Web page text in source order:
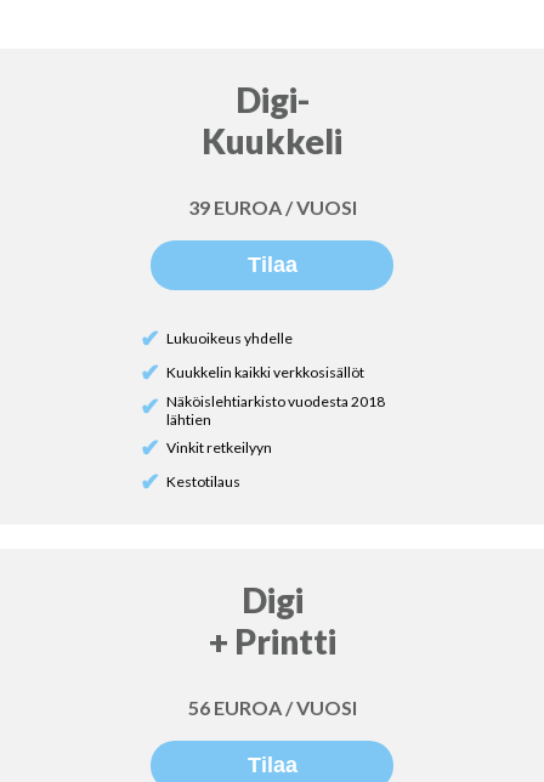
Digi-
Kuukkeli
39 EUROA / VUOSI
Tilaa
✔ Lukuoikeus yhdelle
✔ Kuukkelin kaikki verkkosisällöt
✔ Näköislehtiarkisto vuodesta 2018
lähtien
✔ Vinkit retkeilyyn
✔ Kestotilaus
Digi
+ Printti
56 EUROA / VUOSI
Tilaa